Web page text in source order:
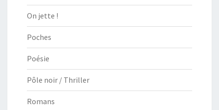
On jette !
Poches
Poésie
Pôle noir / Thriller
Romans